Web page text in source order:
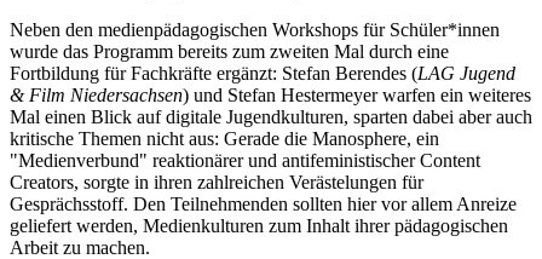
Neben den medienpädagogischen Workshops für Schüler*innen
wurde das Programm bereits zum zweiten Mal durch eine
Fortbildung für Fachkräfte ergänzt: Stefan Berendes (LAG Jugend
& Film Niedersachsen) und Stefan Hestermeyer warfen ein weiteres
Mal einen Blick auf digitale Jugendkulturen, sparten dabei aber auch
kritische Themen nicht aus: Gerade die Manosphere, ein
"Medienverbund" reaktionärer und antifeministischer Content
Creators, sorgte in ihren zahlreichen Verästelungen für
Gesprächsstoff. Den Teilnehmenden sollten hier vor allem Anreize
geliefert werden, Medienkulturen zum Inhalt ihrer pädagogischen
Arbeit zu machen.